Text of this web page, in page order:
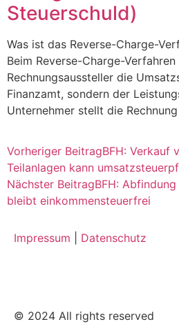
Steuerschuld)
Was ist das Reverse-Charge-
Beim Reverse-Charge-
Rechnungsaussteller die
Finanzamt, sondern der
Unternehmer stellt die Rechnung
Vorheriger BeitragBFH: Verkauf
Teilanlagen kann
Nächster BeitragBFH:
bleibt einkommensteuerfrei
Impressum Datenschutz
© 2024 All rights reserved